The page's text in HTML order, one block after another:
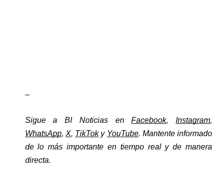
Sigue a BI Noticias en Facebook, Instagram,
WhatsApp, X, TikTok y YouTube. Mantente informado
de lo más importante en tiempo real y de manera
directa.